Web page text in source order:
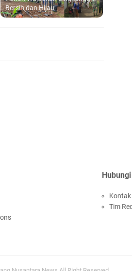
Bersih dan Hijau
Kontak
Tim